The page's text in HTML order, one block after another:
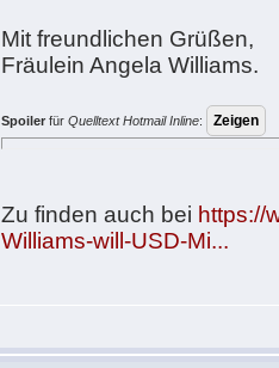
Mit freundlichen Grüßen,
Fräulein Angela Williams.
Spoiler fürQuelltext Hotmail Inline:
Zu finden auch bei https://
Williams-will-USD-Mi...